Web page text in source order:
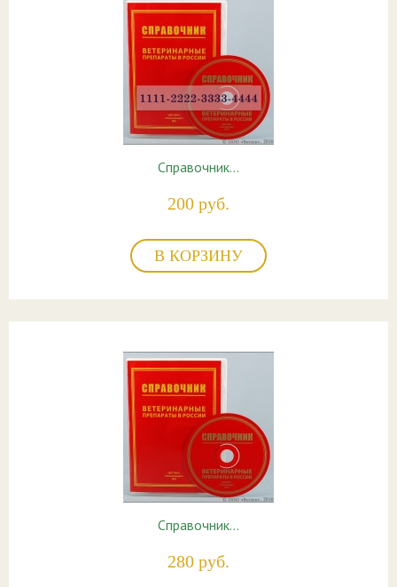
Справочник…
200 руб.
В КОРЗИНУ
Справочник…
280 руб.